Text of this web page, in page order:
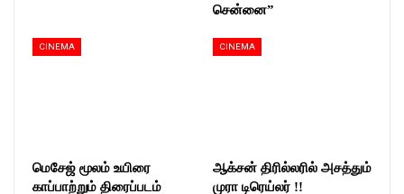
சென்னை”
CINEMA
மெசேஜ் மூலம் உயிரை
காப்பாற்றும் திரைப்படம்
CINEMA
ஆக்சன் திரில்லரில் அசத்தும்
முரா டிரெய்லர் !!